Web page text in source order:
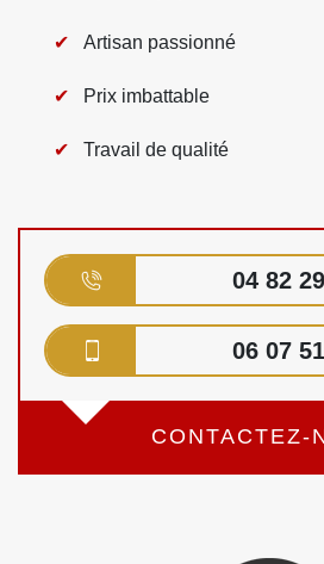
Artisan passionné
Prix imbattable
Travail de qualité
04 82
06 07
CONTACTEZ-